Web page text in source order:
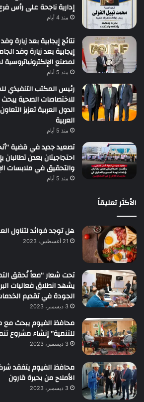
إدارية ناجحة على رأس
منذ 4 أيام
نتائج إيجابية بعد زيارة
إيجابية بعد زيارة وفد
لمصنع الإلكترونياتروسية
منذ 5 أيام
رئيس المكتب التنفيذي
للاختصاصات الصحية
الدول العربية تعزيز
العربية
منذ 5 أيام
تصعيد جديد في قضية
احتجاجيتان بعدن
والتحقيق في ملابسات
منذ 5 أيام
الأكثر تعليقاً
هل توجد فوائد لتناول
21 أغسطس، 2023
تحت شعار “معاً نُحقق
يشهد انطلاق فعاليات
الجودة في تقديم
3 ديسمبر، 2023
محافظ الفيوم يبحث
للتنمية” إنشاء مشروع
3 ديسمبر، 2023
محافظ الفيوم يتفقد
الأملاح من بحيرة قارون
3 ديسمبر، 2023